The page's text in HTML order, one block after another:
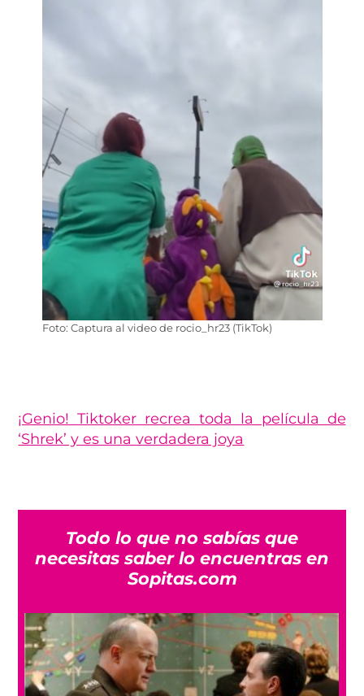
Foto: Captura al video de rocio_hr23 (TikTok)
¡Genio! Tiktoker recrea toda la película de
‘Shrek’ y es una verdadera joya
Todo lo que no sabías que
necesitas saber lo encuentras en
Sopitas.com